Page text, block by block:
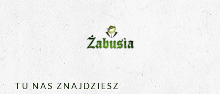
TU NAS ZNAJDZIESZ